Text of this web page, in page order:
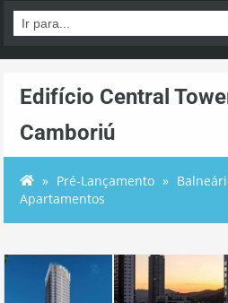
Edifício Central
Camboriú
Pré-Lançamento
Apartamentos